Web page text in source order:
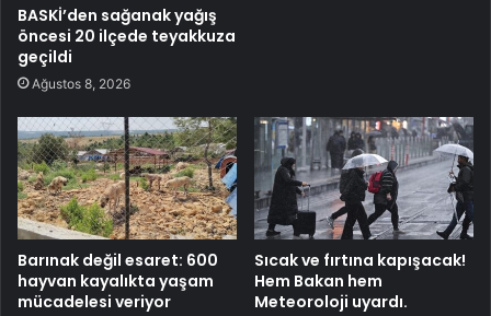
BASKİ’den sağanak yağış
öncesi 20 ilçede teyakkuza
geçildi
Ağustos 8, 2026
Barınak değil esaret: 600
hayvan kayalıkta yaşam
mücadelesi veriyor
Sıcak ve fırtına kapışacak!
Hem Bakan hem
Meteoroloji uyardı.